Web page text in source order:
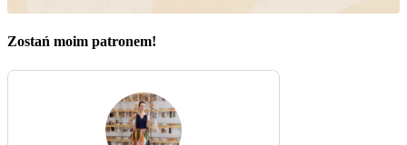
Zostań moim patronem!